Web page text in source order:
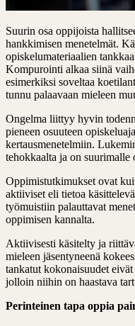
Suurin osa oppijoista
hankkimisen menetelmät.
opiskelumateriaalien
Kompurointi alkaa siinä
esimerkiksi soveltaa
tunnu palaavaan mieleen
Ongelma liittyy hyvin
pieneen osuuteen
kertausmenetelmiin.
tehokkaalta ja on
Oppimistutkimukset ovat
aktiiviset eli tietoa
työmuistiin palauttavat
oppimisen kannalta.
Aktiivisesti käsitelty ja
mieleen jäsentyneenä
tankatut kokonaisuudet
jolloin niihin on haastava
Perinteinen tapa oppia